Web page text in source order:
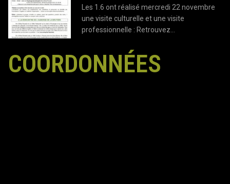
Les 1.6 ont réalisé mercredi 22 novembre
une visite culturelle et une visite
professionnelle : Retrouvez…
COORDONNÉES